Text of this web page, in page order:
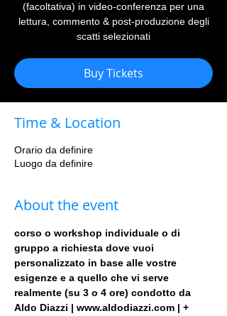
(facoltativa) in video-conferenza per una
lettura, commento & post-produzione degli
scatti selezionati
Buy Tickets
Time & Location
Orario da definire
Luogo da definire
About the event
corso o workshop individuale o di
gruppo a richiesta dove vuoi
personalizzato in base alle vostre
esigenze e a quello che vi serve
realmente (su 3 o 4 ore) condotto da
Aldo Diazzi | www.aldodiazzi.com | +